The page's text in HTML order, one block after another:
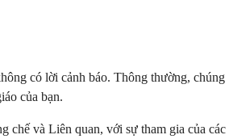
có lời cảnh báo. Thông thường, chúng
của bạn.
chế và Liên quan, với sự tham gia của các